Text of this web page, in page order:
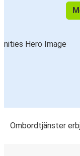
Ombordtjänster